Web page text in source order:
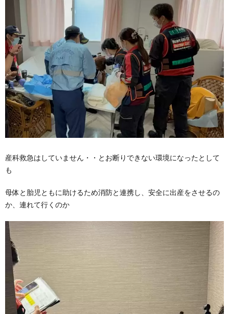
産科救急はしていません・・とお断りできない環境になったとして
も
母体と胎児ともに助けるため消防と連携し、安全に出産をさせるの
か、連れて行くのか